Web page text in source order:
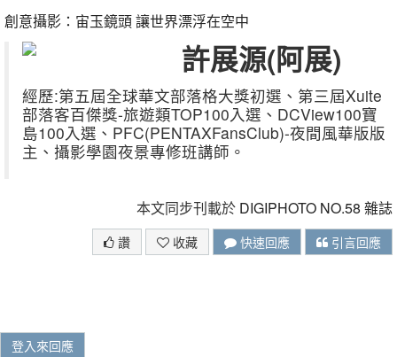
創意攝影：宙玉鏡頭讓世界漂浮在空中
許展源(阿展)
經歷:第五屆全球華文部落格大獎初選、第三屆Xuite
部落客百傑獎-旅遊類TOP100入選、 DCView100寶
島100入選、 PFC(PENTAXFansClub)-夜間風華版版
主、攝影學園夜景專修班講師。
本文同步刊載於 DIGIPHOTO NO.58 雜誌
讚 收藏 快速回應 引言回應
登入來回應